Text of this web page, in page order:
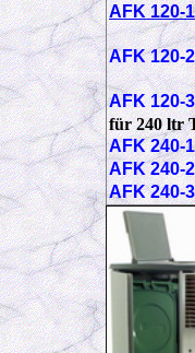
AFK 120-
AFK 120-
AFK 120-
für 240 ltr
AFK 240-
AFK 240-
AFK 240-